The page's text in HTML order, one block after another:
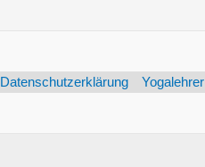
Datenschutzerklärung Yogalehrer